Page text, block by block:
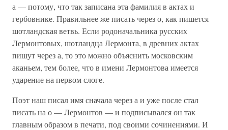
а — потому, что так записана эта фамилия в актах и
гербовнике. Правильнее же писать через о, как пишется
шотландская ветвь. Если родоначальника русских
Лермонтовых, шотландца Лермонта, в древних актах
пишут через а, то это можно объяснить московским
аканьем, тем более, что в имени Лермонтова имеется
ударение на первом слоге.
Поэт наш писал имя сначала через а и уже после стал
писать на о — Лермонтов — и подписывался он так
главным образом в печати, под своими сочинениями. И